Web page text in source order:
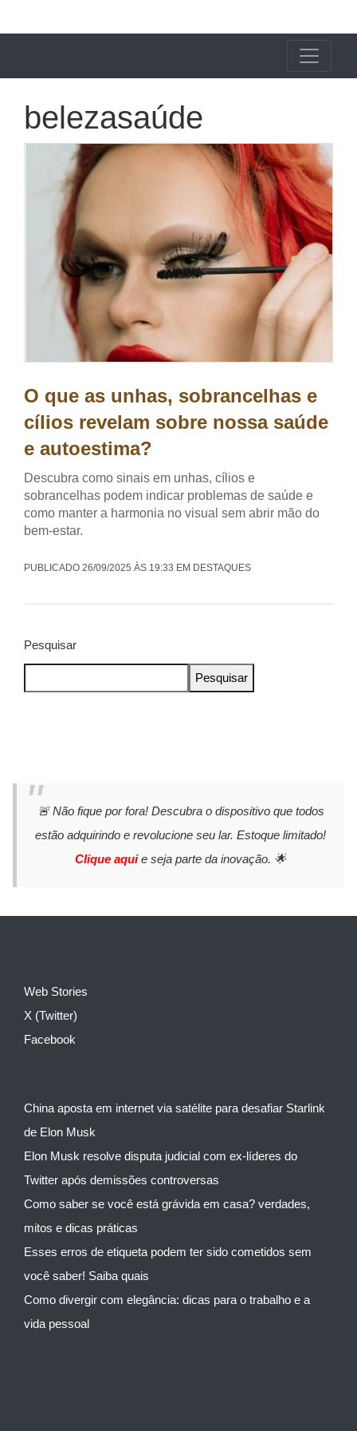
belezasaúde
O que as unhas, sobrancelhas e
cílios revelam sobre nossa saúde
e autoestima?
Descubra como sinais em unhas, cílios e
sobrancelhas podem indicar problemas de saúde e
como manter a harmonia no visual sem abrir mão do
bem-estar.
PUBLICADO 26/09/2025 ÀS 19:33 EM DESTAQUES
Pesquisar
Pesquisar
🚨 Não fique por fora! Descubra o dispositivo que todos
estão adquirindo e revolucione seu lar. Estoque limitado!
Clique aquie seja parte da inovação. 🌟
Web Stories
X (Twitter)
Facebook
China aposta em internet via satélite para desafiar Starlink
de Elon Musk
Elon Musk resolve disputa judicial com ex-líderes do
Twitter após demissões controversas
Como saber se você está grávida em casa? verdades,
mitos e dicas práticas
Esses erros de etiqueta podem ter sido cometidos sem
você saber! Saiba quais
Como divergir com elegância: dicas para o trabalho e a
vida pessoal